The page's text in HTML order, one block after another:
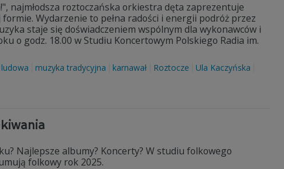
najmłodsza roztoczańska orkiestra dęta zaprezentuje
Wydarzenie to pełna radości i energii podróż przez
staje się doświadczeniem wspólnym dla wykonawców i
o godz. 18.00 w Studiu Koncertowym Polskiego Radia im.
muzyka tradycyjna karnawał Roztocze Ula Kaczyńska
Najlepsze albumy? Koncerty? W studiu folkowego
folkowy rok 2025.